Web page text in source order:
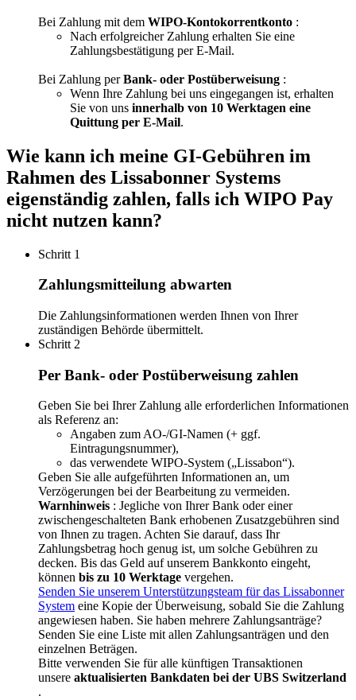
Bei Zahlung mit dem WIPO-Kontokorrentkonto :
Nach erfolgreicher Zahlung erhalten Sie eine
Zahlungsbestätigung per E-Mail.
Bei Zahlung perBank- oder Postüberweisung :​​​​​​​
Wenn Ihre Zahlung bei uns eingegangen ist, erhalten
Sie von uns innerhalb von 10 Werktagen eine
Quittung per E-Mail.
Wie kann ich meine GI-Gebühren im
Rahmen des Lissabonner Systems
eigenständig zahlen, falls ich WIPO Pay
nicht nutzen kann?
Schritt 1
Zahlungsmitteilung abwarten
Die Zahlungsinformationen werden Ihnen von Ihrer
zuständigen Behörde übermittelt.
Schritt 2
Per Bank- oder Postüberweisung zahlen
Geben Sie bei Ihrer Zahlung alle erforderlichen Informationen
als Referenz an:​​​​​​​
Angaben zum AO-/GI-Namen (+ ggf.
Eintragungsnummer),
das verwendete WIPO-System („Lissabon“).
Geben Sie alle aufgeführten Informationen an, um
Verzögerungen bei der Bearbeitung zu vermeiden.
Warnhinweis : Jegliche von Ihrer Bank oder einer
zwischengeschalteten Bank erhobenen Zusatzgebühren sind
von Ihnen zu tragen. Achten Sie darauf, dass Ihr
Zahlungsbetrag hoch genug ist, um solche Gebühren zu
decken. Bis das Geld auf unserem Bankkonto eingeht,
können bis zu 10 Werktage vergehen.
Senden Sie unserem Unterstützungsteam für das Lissabonner
System eine Kopie der Überweisung, sobald Sie die Zahlung
angewiesen haben. Sie haben mehrere Zahlungsanträge?
Senden Sie eine Liste mit allen Zahlungsanträgen und den
einzelnen Beträgen.
Bitte verwenden Sie für alle künftigen Transaktionen
unsere aktualisierten Bankdaten bei der UBS Switzerland
.